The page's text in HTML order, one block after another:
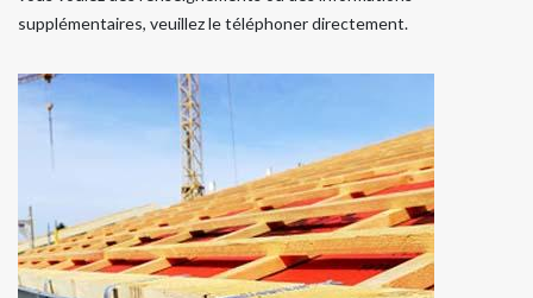
supplémentaires, veuillez le téléphoner directement.